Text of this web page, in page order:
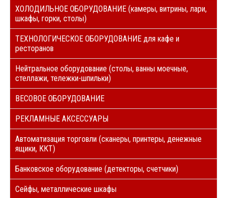
ХОЛОДИЛЬНОЕ ОБОРУДОВАНИЕ (камеры, витрины, лари,
шкафы, горки, столы)
ТЕХНОЛОГИЧЕСКОЕ ОБОРУДОВАНИЕ для кафе и
ресторанов
Нейтральное оборудование (столы, ванны моечные,
стеллажи, тележки-шпильки)
ВЕСОВОЕ ОБОРУДОВАНИЕ
РЕКЛАМНЫЕ АКСЕССУАРЫ
Автоматизация торговли (сканеры, принтеры, денежные
ящики, ККТ)
Банковское оборудование (детекторы, счетчики)
Сейфы, металлические шкафы